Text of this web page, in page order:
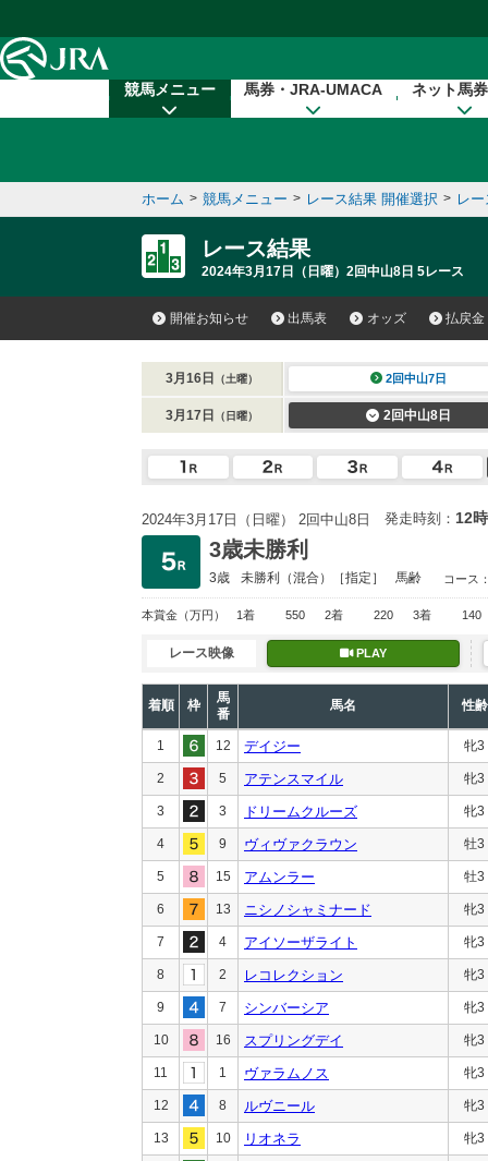
競馬メニュー 馬券・JRA-UMACA ネット馬
ホーム > 競馬メニュー > レース結果 開催選択 > レ
レース結果
2024年3月17日（日曜）2回中山8日 5レース
開催お知らせ 出馬表 オッズ 払戻金
3月16日 （土曜） 2回中山7日
3月17日 （日曜） 2回中山8日
2024年3月17日（日曜） 2回中山8日 発走時刻： 12
3歳未勝利
3歳 未勝利 （混合）［指定］ 馬齢 コース
本賞金 （万円） 1着 550 2着 220 3着 140
レース映像 PLAY
着順 枠
馬
番
馬名 性齢
1 12 デイジー 牝3
2 5 アテンスマイル 牝3
3 3 ドリームクルーズ 牝3
4 9 ヴィヴァクラウン 牡3
5 15 アムンラー 牡3
6 13 ニシノシャミナード 牝3
7 4 アイソーザライト 牝3
8 2 レコレクション 牝3
9 7 シンバーシア 牝3
10 16 スプリングデイ 牝3
11 1 ヴァラムノス 牝3
12 8 ルヴニール 牝3
13 10 リオネラ 牝3